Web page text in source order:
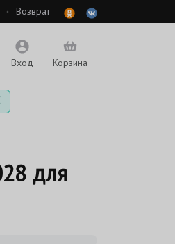
Возврат
Вход Корзина
для